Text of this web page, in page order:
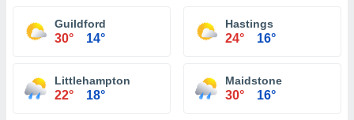
Guildford
30° 14°
Hastings
24° 16°
Littlehampton
22° 18°
Maidstone
30° 16°